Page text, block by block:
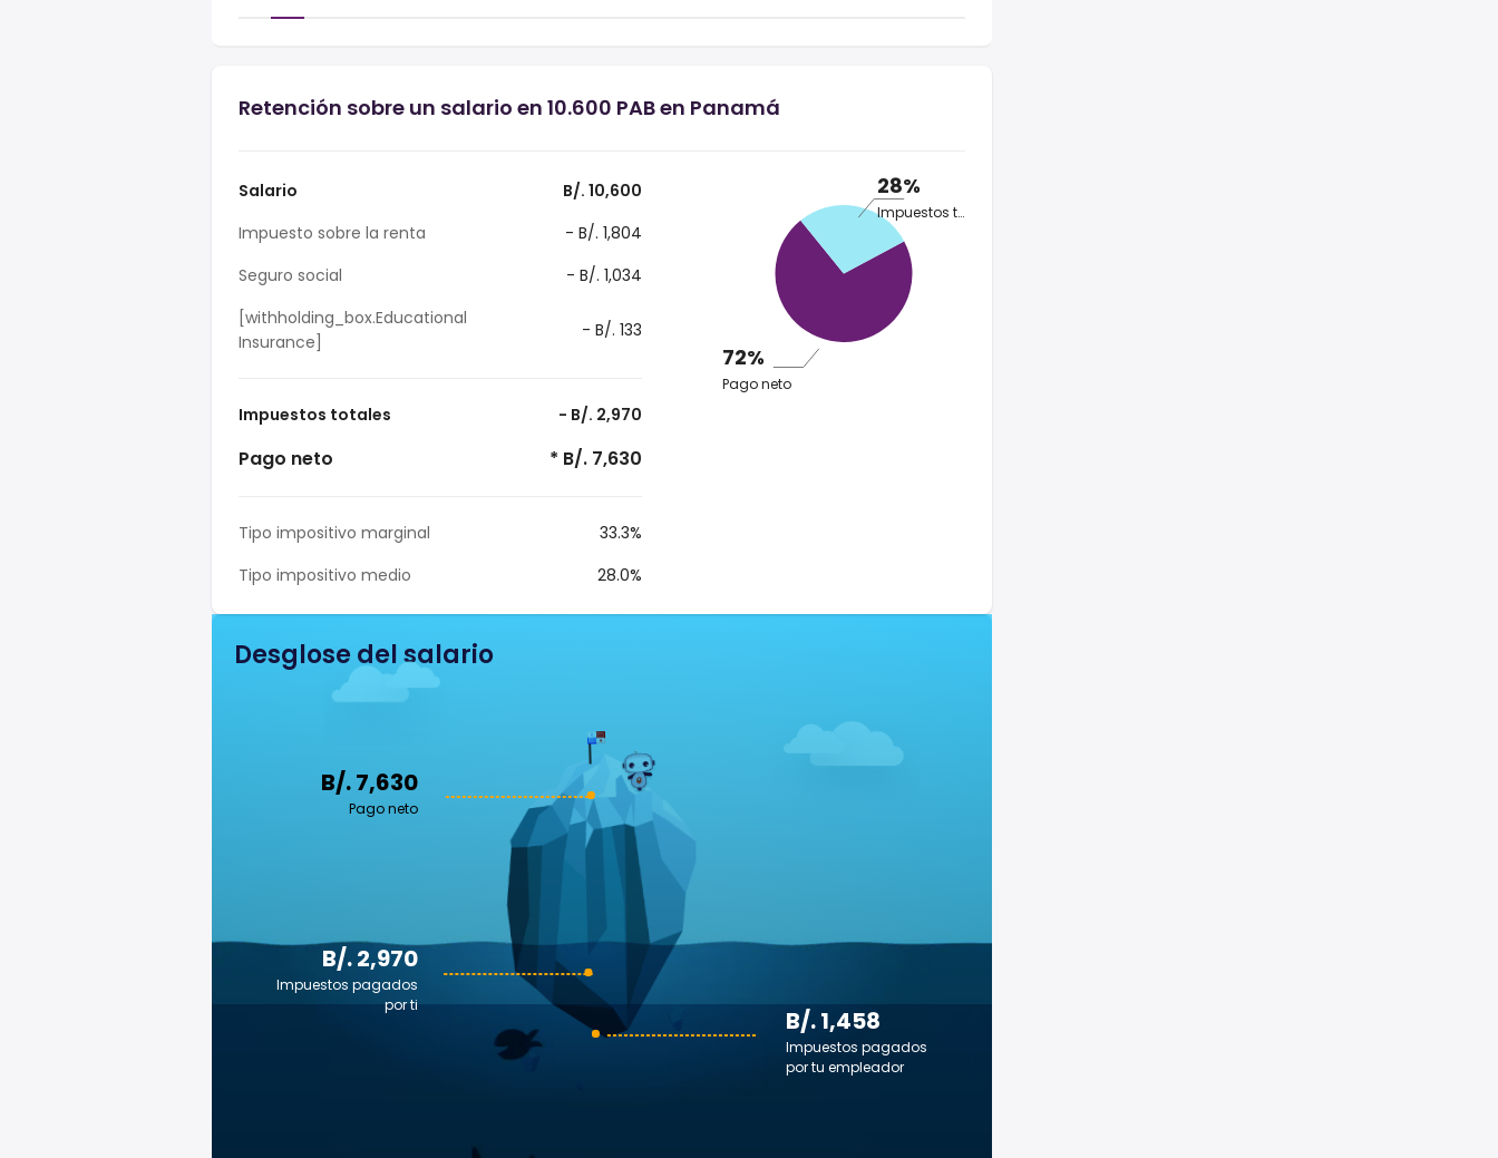
Retención sobre un salario en 10.600 PAB en Panamá
Salario
B/. 10,600
Impuesto sobre la renta
- B/. 1,804
Seguro social
- B/. 1,034
[withholding_box.Educational
Insurance]
- B/. 133
Impuestos totales - B/. 2,970
Pago neto * B/. 7,630
Tipo impositivo marginal
33.3%
Tipo impositivo medio
28.0%
28%
Impuestos totales
72%
Pago neto
Desglose del salario
B/. 7,630
Pago neto
B/. 1,458
Impuestos pagados
por tu empleador
B/. 2,970
Impuestos pagados
por ti